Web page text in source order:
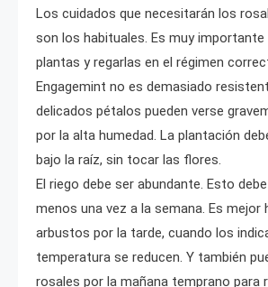
Los cuidados que necesitarán los
son los habituales. Es muy importante
plantas y regarlas en el régimen
Engagemint no es demasiado
delicados pétalos pueden verse
por la alta humedad. La plantación
bajo la raíz, sin tocar las flores.
El riego debe ser abundante. Esto
menos una vez a la semana. Es mejor
arbustos por la tarde, cuando los
temperatura se reducen. Y también
rosales por la mañana temprano para